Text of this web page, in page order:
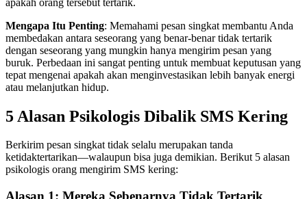
Mengapa Itu Penting: Memahami pesan singkat membantu Anda
membedakan antara seseorang yang benar-benar tidak tertarik
dengan seseorang yang mungkin hanya mengirim pesan yang
buruk. Perbedaan ini sangat penting untuk membuat keputusan yang
tepat mengenai apakah akan menginvestasikan lebih banyak energi
atau melanjutkan hidup.
5 Alasan Psikologis Dibalik SMS Kering
Berkirim pesan singkat tidak selalu merupakan tanda
ketidaktertarikan—walaupun bisa juga demikian. Berikut 5 alasan
psikologis orang mengirim SMS kering:
Alasan 1: Mereka Sebenarnya Tidak Tertarik